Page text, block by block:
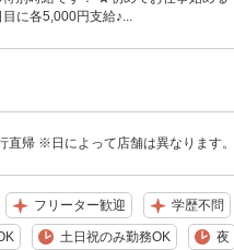
に各5,000円支給♪...
帰 ※日によって店舗は異なります。
フリーター歓迎 学歴不問
土日祝のみ勤務OK 夜